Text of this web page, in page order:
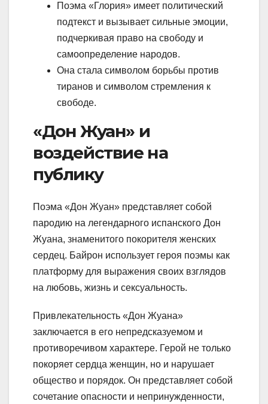
Поэма «Глория» имеет политический
подтекст и вызывает сильные эмоции,
подчеркивая право на свободу и
самоопределение народов.
Она стала символом борьбы против
тиранов и символом стремления к
свободе.
«Дон Жуан» и
воздействие на
публику
Поэма «Дон Жуан» представляет собой
пародию на легендарного испанского Дон
Жуана, знаменитого покорителя женских
сердец. Байрон использует героя поэмы как
платформу для выражения своих взглядов
на любовь, жизнь и сексуальность.
Привлекательность «Дон Жуана»
заключается в его непредсказуемом и
противоречивом характере. Герой не только
покоряет сердца женщин, но и нарушает
общество и порядок. Он представляет собой
сочетание опасности и непринужденности,